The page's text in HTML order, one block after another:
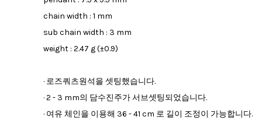
chain width : 1 mm
sub chain width : 3 mm
weight : 2.47 g (±0.9)
· 로즈쿼츠원석을 셋팅했습니다.
· 2 - 3 mm의 담수진주가 서브셋팅되었습니다.
· 여유 체인을 이용해 36 - 41 cm 로 길이 조정이 가능합니다.